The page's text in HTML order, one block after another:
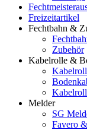
Freizeitartikel
Fechtbahn &
Zubehör
Kabelrolle &
Melder
SG
Favero